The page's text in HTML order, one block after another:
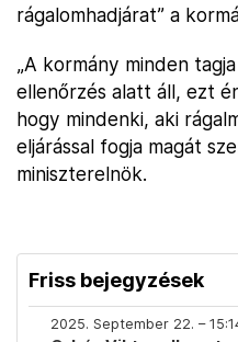
rágalomhadjárat” a
„A kormány minden
ellenőrzés alatt áll, ezt
hogy mindenki, aki
eljárással fogja magát
miniszterelnök.
Friss bejegyzések
2025. September 22. –